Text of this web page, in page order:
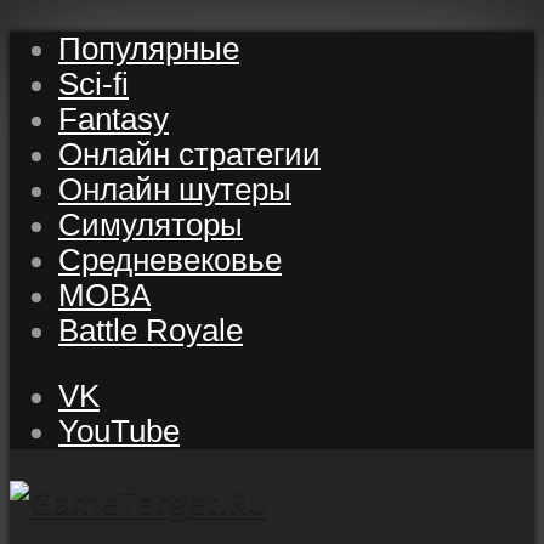
Популярные
Sci-fi
Fantasy
Онлайн стратегии
Онлайн шутеры
Симуляторы
Средневековье
MOBA
Battle Royale
VK
YouTube